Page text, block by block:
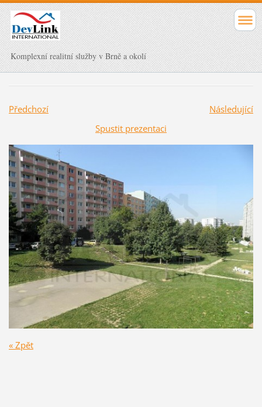
Komplexní realitní služby v Brně a okolí
Předchozí
Následující
Spustit prezentaci
« Zpět